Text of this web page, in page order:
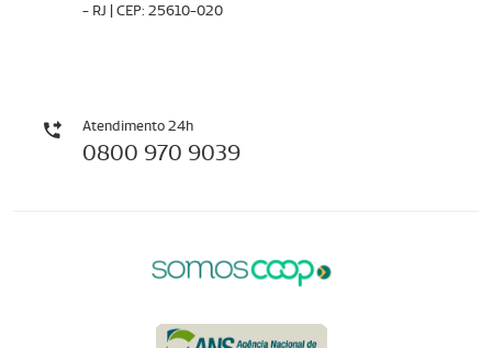
- RJ | CEP: 25610-020
Atendimento 24h
0800 970 9039